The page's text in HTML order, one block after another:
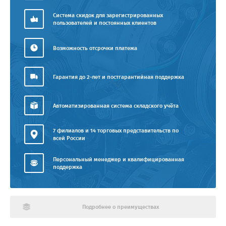
Система скидок для зарегистрированных
пользователей и постоянных клиентов
Возможность отсрочки платежа
Гарантия до 2-лет и постгарантийная поддержка
Автоматизированная система складского учёта
7 филиалов и 14 торговых представительств по
всей России
Персональный менеджер и квалифицированная
поддержка
Подробнее о преимуществах